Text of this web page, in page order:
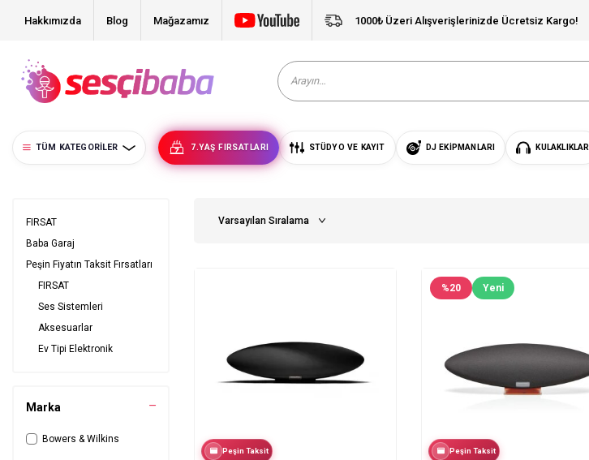
Hakkımızda Blog Mağazamız 1000₺ Üzeri Alışverişlerinizde Ücretsiz Kargo!
TÜM KATEGORILER 7.YAŞ FIRSATLARI STÜDYO VE KAYIT DJ EKIPMANLARI KULAKLIKLAR
FIRSAT
Baba Garaj
Peşin Fiyatın Taksit Fırsatları
FIRSAT
Ses Sistemleri
Aksesuarlar
Ev Tipi Elektronik
Marka
Bowers & Wilkins
Peşin Taksit
%20 Yeni
Peşin Taksit